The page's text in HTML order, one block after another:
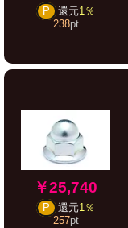
P 還元1％
238pt
￥25,740
P 還元1％
257pt